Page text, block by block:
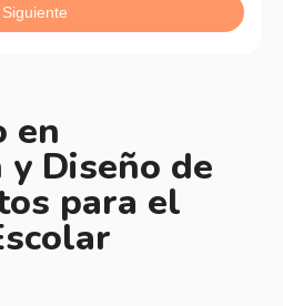
en
y Diseño de
para el